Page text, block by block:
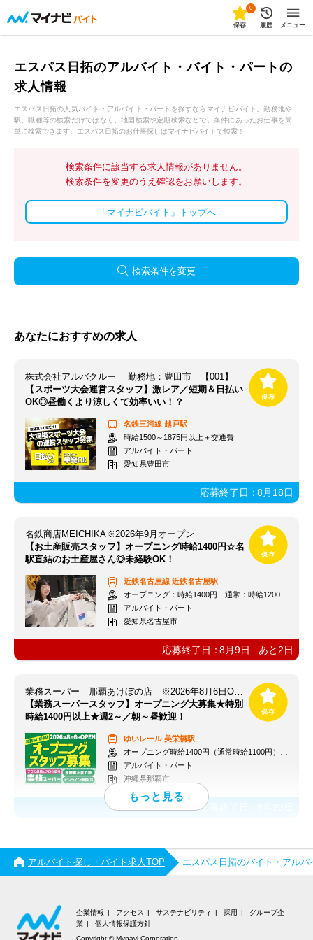
0
保存 履歴 メニュー
エスパス日拓のアルバイト・バイト・パートの
求人情報
エスパス日拓の人気バイト・アルバイト・パートを探すならマイナビバイト。勤務地や
駅、職種等の検索だけではなく、地図検索や定期検索などで、条件にあったお仕事を簡
単に検索できます。エスパス日拓のお仕事探しはマイナビバイトで検索！
検索条件に該当する求人情報がありません。
検索条件を変更のうえ確認をお願いします。
「マイナビバイト」トップへ
検索条件を変更
あなたにおすすめの求人
株式会社アルバクルー 勤務地：豊田市 【001】
【スポーツ大会運営スタッフ】激レア／短期＆日払い
OK◎昼働くより涼しくて効率いい！？
名鉄三河線 越戸駅
時給1500～1875円以上＋交通費
アルバイト・パート
愛知県豊田市
応募終了日：8月18日
名鉄商店MEICHIKA※2026年9月オープン
【お土産販売スタッフ】オープニング時給1400円☆名
駅直結のお土産屋さん◎未経験OK！
近鉄名古屋線 近鉄名古屋駅
オープニング：時給1400円 通常：時給1200円～＋交通費全額支給
アルバイト・パート
愛知県名古屋市
応募終了日：8月9日 あと 2日
業務スーパー 那覇あけぼの店 ※2026年8月6日OPEN
【業務スーパースタッフ】オープニング大募集★特別
時給1400円以上★週2～／朝～昼歓迎！
ゆいレール美栄橋駅
オープニング時給1400円（通常時給1100円）※各種手当あり
アルバイト・パート
沖縄県那覇市
応募終了日：
アルバイト探し・バイト求人TOP エスパス日拓のバイト・アルバ
企業情報 アクセス サステナビリティ 採用
グループ企
業
個人情報保護方針
Copyright © Mynavi Corporation